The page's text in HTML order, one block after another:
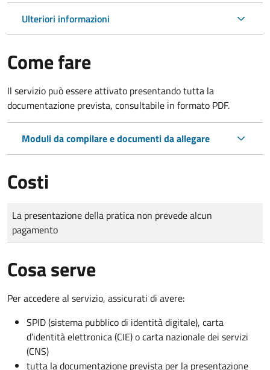
Ulteriori informazioni
Come fare
Il servizio può essere attivato presentando tutta la
documentazione prevista, consultabile in formato PDF.
Moduli da compilare e documenti da allegare
Costi
Tipo di pagamento
Importo
La presentazione della pratica non prevede alcun
pagamento
Cosa serve
Per accedere al servizio, assicurati di avere:
SPID (sistema pubblico di identità digitale), carta
d’identità elettronica (CIE) o carta nazionale dei servizi
(CNS)
tutta la documentazione prevista per la presentazione